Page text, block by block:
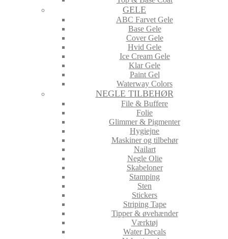
GELE
ABC Farvet Gele
Base Gele
Cover Gele
Hvid Gele
Ice Cream Gele
Klar Gele
Paint Gel
Waterway Colors
NEGLE TILBEHØR
File & Buffere
Folie
Glimmer & Pigmenter
Hygiejne
Maskiner og tilbehør
Nailart
Negle Olie
Skabeloner
Stamping
Sten
Stickers
Striping Tape
Tipper & øvehænder
Værktøj
Water Decals